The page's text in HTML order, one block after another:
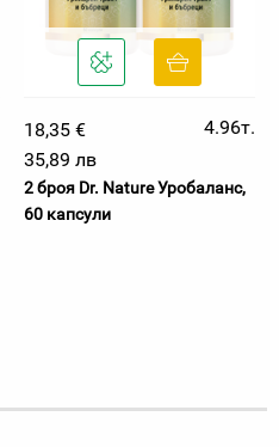
18,35 €
4.96т.
35,89 лв
2 броя Dr. Nature Уробаланс,
60 капсули